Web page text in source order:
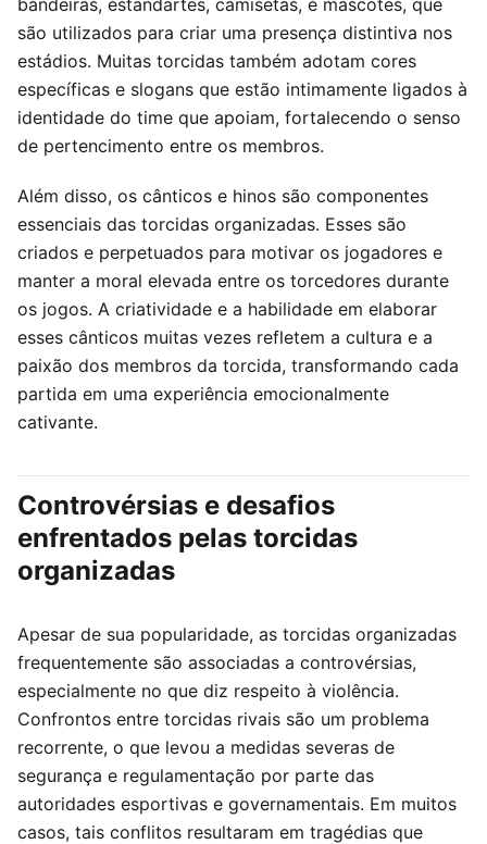
são utilizados para criar uma presença distintiva nos
estádios. Muitas torcidas também adotam cores
específicas e slogans que estão intimamente ligados à
identidade do time que apoiam, fortalecendo o senso
de pertencimento entre os membros.
Além disso, os cânticos e hinos são componentes
essenciais das torcidas organizadas. Esses são
criados e perpetuados para motivar os jogadores e
manter a moral elevada entre os torcedores durante
os jogos. A criatividade e a habilidade em elaborar
esses cânticos muitas vezes refletem a cultura e a
paixão dos membros da torcida, transformando cada
partida em uma experiência emocionalmente
cativante.
Controvérsias e desafios
enfrentados pelas torcidas
organizadas
Apesar de sua popularidade, as torcidas organizadas
frequentemente são associadas a controvérsias,
especialmente no que diz respeito à violência.
Confrontos entre torcidas rivais são um problema
recorrente, o que levou a medidas severas de
segurança e regulamentação por parte das
autoridades esportivas e governamentais. Em muitos
casos, tais conflitos resultaram em tragédias que